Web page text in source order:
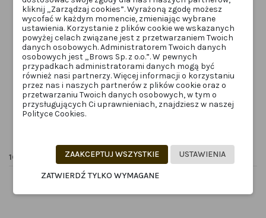
RZĘSY
Inlei® „One” M – formy
silikonowe 1 para
INLEIONE.M
16,99 zł
Dodaj do
koszyka
Obecnie brak na stanie
BRWI
Nikk Mole Perfect Lamination
krok 2
NM-PERFLAMI2
65,00 zł
Zobacz
16 innych produktów w tej samej kategorii:
kliknij „Zarządzaj cookies”. Wyrażoną zgodę możesz
wycofać w każdym momencie, zmieniając wybrane
ustawienia. Korzystanie z plików cookie we wskazanych
powyżej celach związane jest z przetwarzaniem Twoich
danych osobowych. Administratorem Twoich danych
osobowych jest „Brows Sp. z o.o.”. W pewnych
przypadkach administratorami danych mogą być
również nasi partnerzy. Więcej informacji o korzystaniu
przez nas i naszych partnerów z plików cookie oraz o
przetwarzaniu Twoich danych osobowych, w tym o
przysługujących Ci uprawnieniach, znajdziesz w naszej
Polityce Cookies.
USTAWIENIA
ZAAKCEPTUJ WSZYSTKIE
ZATWIERDŹ TYLKO WYMAGANE